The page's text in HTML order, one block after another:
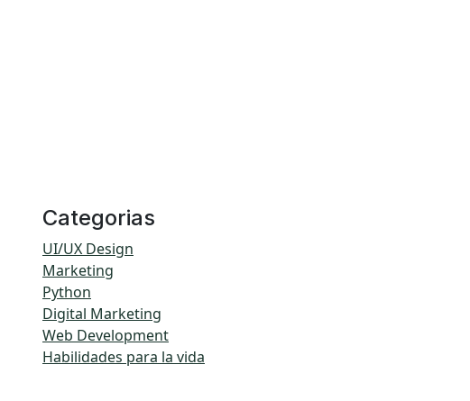
Categorias
UI/UX Design
Marketing
Python
Digital Marketing
Web Development
Habilidades para la vida